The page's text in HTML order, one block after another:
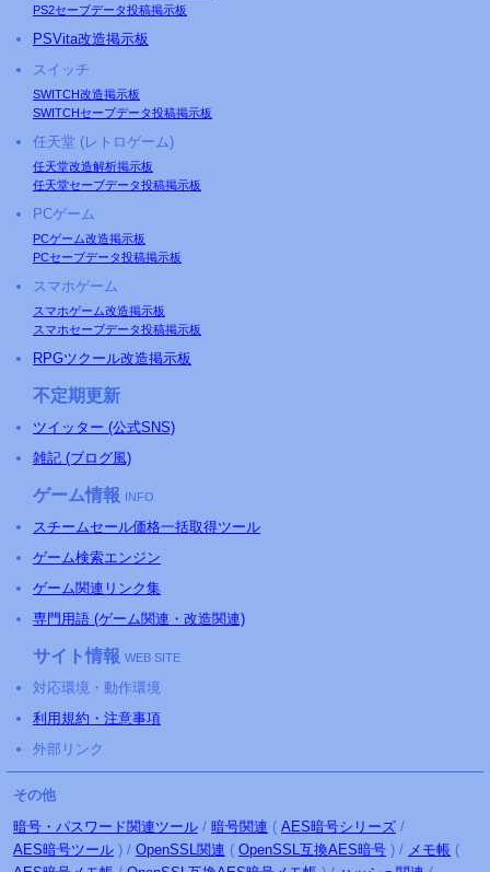
PS2セーブデータ投稿掲示板
PSVita改造掲示板
スイッチ
SWITCH改造掲示板
SWITCHセーブデータ投稿掲示板
任天堂 (レトロゲーム)
任天堂改造解析掲示板
任天堂セーブデータ投稿掲示板
PCゲーム
PCゲーム改造掲示板
PCセーブデータ投稿掲示板
スマホゲーム
スマホゲーム改造掲示板
スマホセーブデータ投稿掲示板
RPGツクール改造掲示板
不定期更新
ツイッター (公式SNS)
雑記 (ブログ風)
ゲーム情報 INFO
スチームセール価格一括取得ツール
ゲーム検索エンジン
ゲーム関連リンク集
専門用語 (ゲーム関連・改造関連)
サイト情報 WEB SITE
対応環境・動作環境
利用規約・注意事項
外部リンク
その他
暗号・パスワード関連ツール / 暗号関連 ( AES暗号シリーズ /
AES暗号ツール ) / OpenSSL関連 ( OpenSSL互換AES暗号 ) / メモ帳 (